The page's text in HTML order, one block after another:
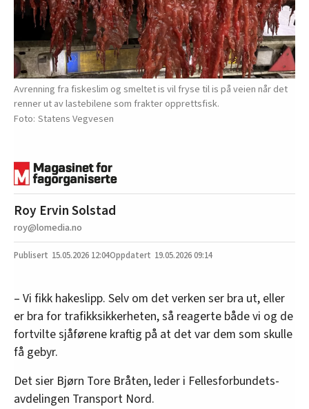
Avrenning fra fiskeslim og smeltet is vil fryse til is på veien når det
renner ut av lastebilene som frakter opprettsfisk.
Statens Vegvesen
Roy Ervin Solstad
roy@lomedia.no
15.05.2026 12:04 19.05.2026 09:14
– Vi fikk hakeslipp. Selv om det verken ser bra ut, eller
er bra for trafikksikkerheten, så reagerte både vi og de
fortvilte sjåførene kraftig på at det var dem som skulle
få gebyr.
Det sier Bjørn Tore Bråten, leder i Fellesforbundets-
avdelingen Transport Nord.